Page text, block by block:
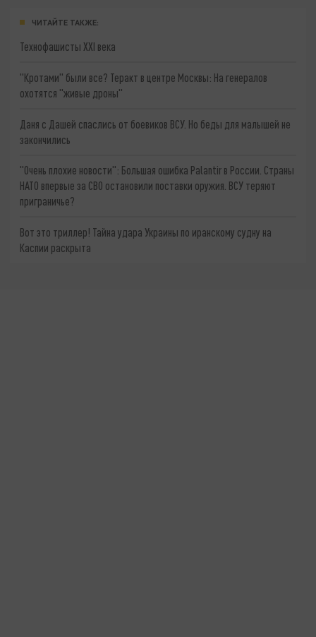
ЧИТАЙТЕ ТАКЖЕ:
Технофашисты XXI века
"Кротами" были все? Теракт в центре Москвы: На генералов
охотятся "живые дроны"
Даня с Дашей спаслись от боевиков ВСУ. Но беды для малышей не
закончились
"Очень плохие новости": Большая ошибка Palantir в России. Страны
НАТО впервые за СВО остановили поставки оружия. ВСУ теряют
приграничье?
Вот это триллер! Тайна удара Украины по иранскому судну на
Каспии раскрыта